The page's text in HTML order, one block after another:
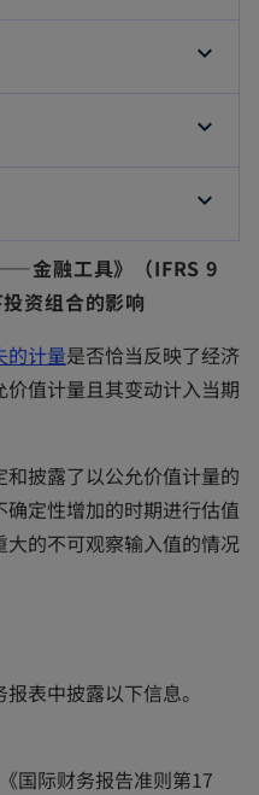
金融工具》（IFRS 9
资组合的影响
的计量是否恰当反映了经济
值计量且其变动计入当期
披露了以公允价值计量的
确定性增加的时期进行估值
的不可观察输入值的情况
表中披露以下信息。
国际财务报告准则第17